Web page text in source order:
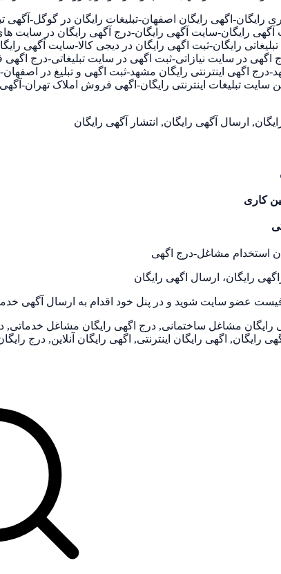
اگهی رایگان اصفهان-تبلیغات رایگان در گوگل-آگهی
آگهی رایگان-سایت آگهی رایگان-درج آگهی رایگان در
رایگان کسب و کار-90 سایت تبلیغاتی رایگان-ثبت اگهی رایگان در
اگهی در سایت نیازاتی-ثبت اگهی در سایت تبلیغاتی-درج
درج اگهی اینترنتی رایگان مشهد-ثبت اگهی و تبلیغ در
سایت تبلیغات اینترنتی رایگان-اگهی فروش املاک تهران-
ارسال آگهی رایگان, انتشار آگهی رایگان
کاری
استخدام مشاغل-درج اگهی
رایگان، ارسال اگهی رایگان
عضو سایت شوید و در پنل خود اقدام به ارسال آگهی
مشاغل ساختمانی, درج اگهی رایگان مشاغل خدماتی,
رایگان, اگهی رایگان اینترنتی, اگهی رایگان آنلاین,